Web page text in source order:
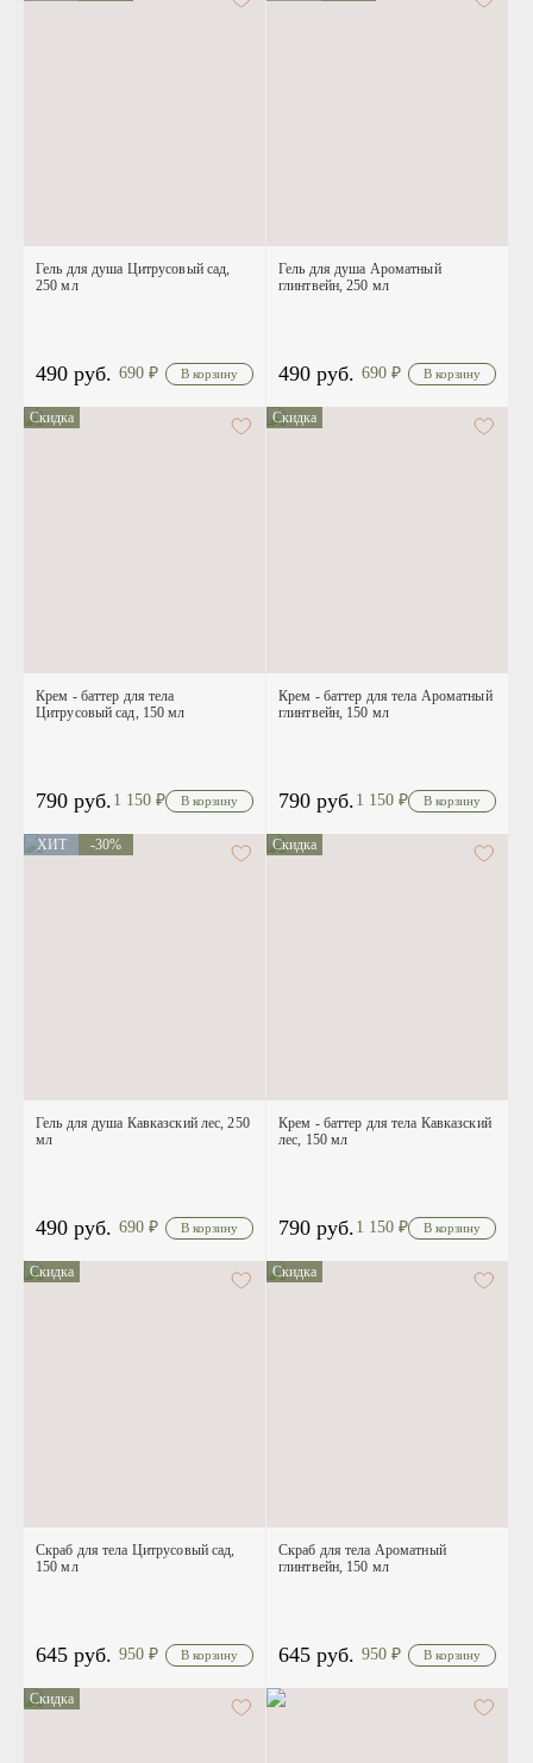
Гель для душа Цитрусовый сад,
250 мл
490 руб. 690 ₽
Гель для душа Ароматный
глинтвейн, 250 мл
490 руб. 690 ₽
Скидка
Крем - баттер для тела
Цитрусовый сад, 150 мл
790 руб. 1 150 ₽
Скидка
Крем - баттер для тела Ароматный
глинтвейн, 150 мл
790 руб. 1 150 ₽
ХИТ -30%
Гель для душа Кавказский лес, 250
мл
490 руб. 690 ₽
Скидка
Крем - баттер для тела Кавказский
лес, 150 мл
790 руб. 1 150 ₽
Скидка
Скраб для тела Цитрусовый сад,
150 мл
645 руб. 950 ₽
Скидка
Скраб для тела Ароматный
глинтвейн, 150 мл
645 руб. 950 ₽
Скидка